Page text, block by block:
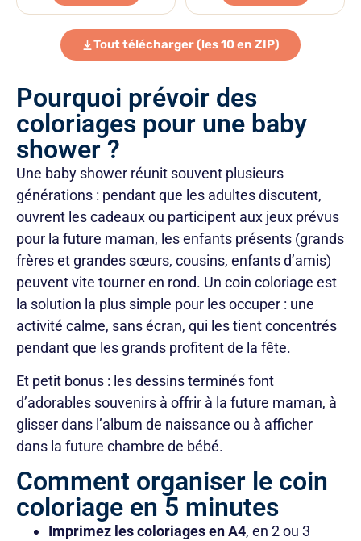
Tout télécharger (les 10 en ZIP)
Pourquoi prévoir des
coloriages pour une baby
shower ?
Une baby shower réunit souvent plusieurs
générations : pendant que les adultes discutent,
ouvrent les cadeaux ou participent aux jeux prévus
pour la future maman, les enfants présents (grands
frères et grandes sœurs, cousins, enfants d’amis)
peuvent vite tourner en rond. Un coin coloriage est
la solution la plus simple pour les occuper : une
activité calme, sans écran, qui les tient concentrés
pendant que les grands profitent de la fête.
Et petit bonus : les dessins terminés font
d’adorables souvenirs à offrir à la future maman, à
glisser dans l’album de naissance ou à afficher
dans la future chambre de bébé.
Comment organiser le coin
coloriage en 5 minutes
Imprimez les coloriages en A4, en 2 ou 3